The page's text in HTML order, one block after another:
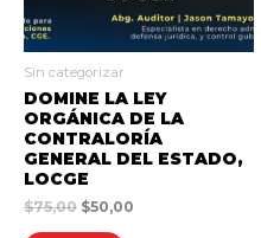
Sin categorizar
DOMINE LA LEY
ORGÁNICA DE LA
CONTRALORÍA
GENERAL DEL ESTADO,
LOCGE
$75,00 $50,00